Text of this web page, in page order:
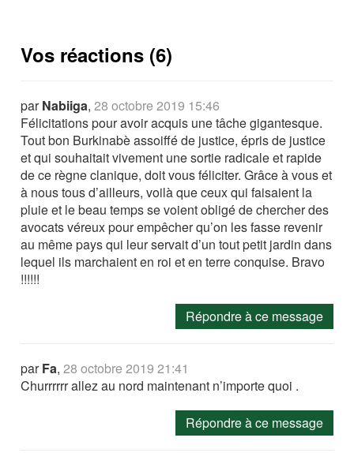
Vos réactions (6)
parNabiiga,28 octobre 2019 15:46
Félicitations pour avoir acquis une tâche gigantesque.
Tout bon Burkinabè assoiffé de justice, épris de justice
et qui souhaitait vivement une sortie radicale et rapide
de ce règne clanique, doit vous féliciter. Grâce à vous et
à nous tous d’ailleurs, voilà que ceux qui faisaient la
pluie et le beau temps se voient obligé de chercher des
avocats véreux pour empêcher qu’on les fasse revenir
au même pays qui leur servait d’un tout petit jardin dans
lequel ils marchaient en roi et en terre conquise. Bravo
!!!!!!
Répondre à ce message
parFa,28 octobre 2019 21:41
Churrrrrr allez au nord maintenant n’importe quoi .
Répondre à ce message